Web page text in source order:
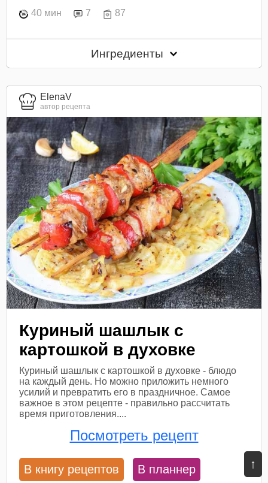
↑
40 мин 7 87
Ингредиенты
ElenaV
автор рецепта
Куриный шашлык с
картошкой в духовке
Куриный шашлык с картошкой в духовке - блюдо
на каждый день. Но можно приложить немного
усилий и превратить его в праздничное. Самое
важное в этом рецепте - правильно рассчитать
время приготовления....
Посмотреть рецепт
В книгу рецептов В планнер